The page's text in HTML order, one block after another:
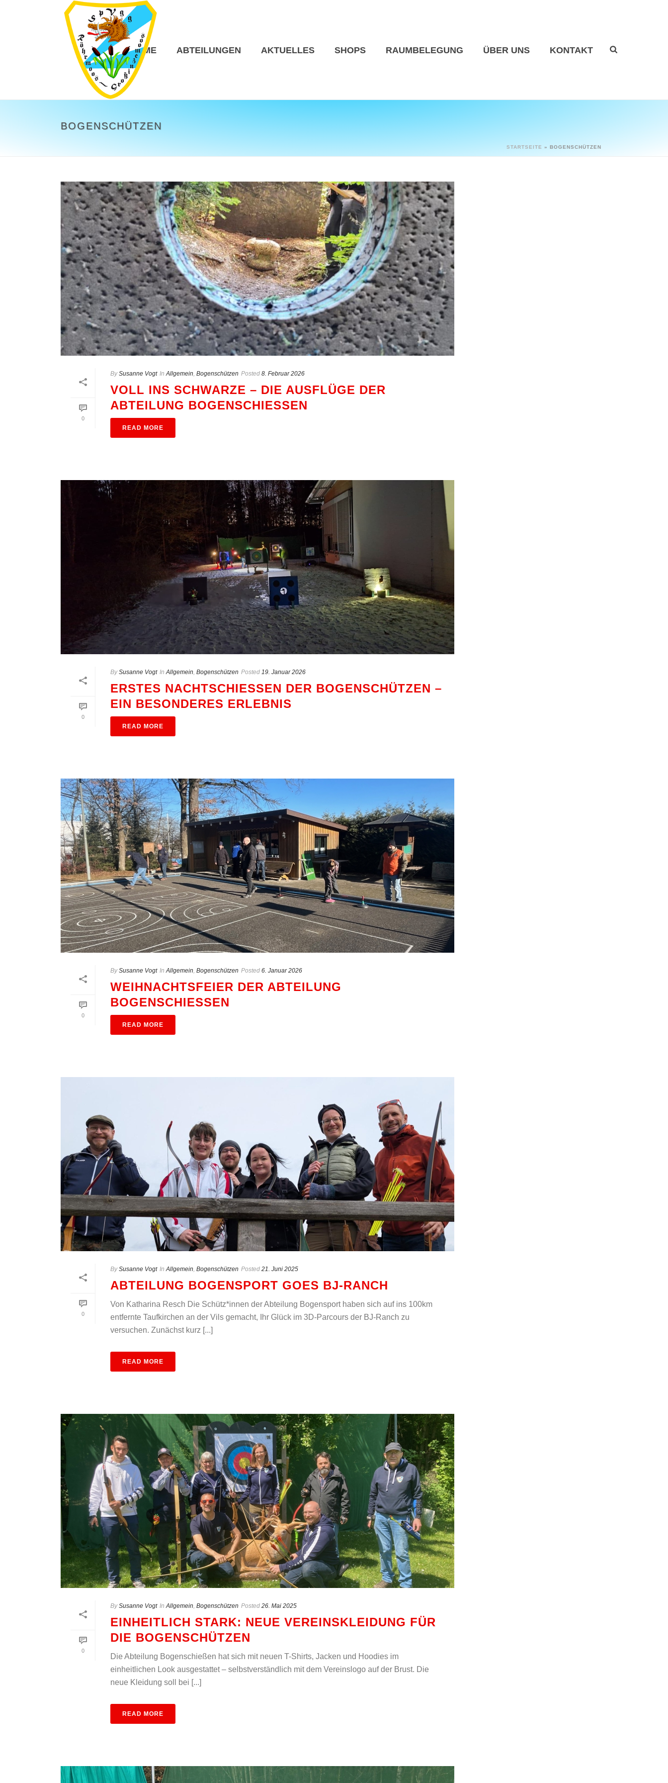
HOME ABTEILUNGEN AKTUELLES SHOPS RAUMBELEGUNG ÜBER UNS KONTAKT
BOGENSCHÜTZEN
STARTSEITE » BOGENSCHÜTZEN
0
By Susanne Vogt In Allgemein, Bogenschützen Posted 8. Februar 2026
VOLL INS SCHWARZE – DIE AUSFLÜGE DER
ABTEILUNG BOGENSCHIESSEN
READ MORE
0
By Susanne Vogt In Allgemein, Bogenschützen Posted 19. Januar 2026
ERSTES NACHTSCHIESSEN DER BOGENSCHÜTZEN – E
IN BESONDERES ERLEBNIS
READ MORE
0
By Susanne Vogt In Allgemein, Bogenschützen Posted 6. Januar 2026
WEIHNACHTSFEIER DER ABTEILUNG
BOGENSCHIESSEN
READ MORE
0
By Susanne Vogt In Allgemein, Bogenschützen Posted 21. Juni 2025
ABTEILUNG BOGENSPORT GOES BJ-RANCH
Von Katharina Resch Die Schütz*innen der Abteilung Bogensport haben sich auf ins 100km
entfernte Taufkirchen an der Vils gemacht, Ihr Glück im 3D-Parcours der BJ-Ranch zu
versuchen. Zunächst kurz [...]
READ MORE
0
By Susanne Vogt In Allgemein, Bogenschützen Posted 26. Mai 2025
EINHEITLICH STARK: NEUE VEREINSKLEIDUNG FÜR
DIE BOGENSCHÜTZEN
Die Abteilung Bogenschießen hat sich mit neuen T-Shirts, Jacken und Hoodies im
einheitlichen Look ausgestattet – selbstverständlich mit dem Vereinslogo auf der Brust. Die
neue Kleidung soll bei [...]
READ MORE